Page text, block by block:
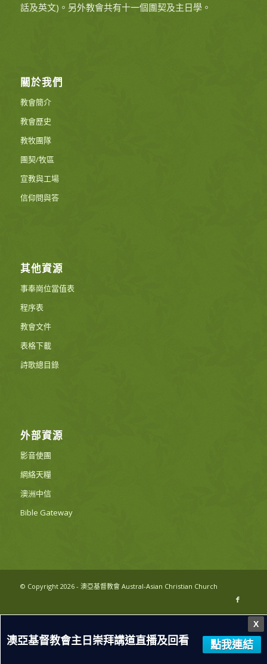
話及英文)。另外教會共有十一個團契及主日學。
關於我們
教會簡介
教會歷史
教牧團隊
團契/牧區
宣教與工場
信仰問與答
其他資源
事奉崗位當值表
程序表
教會文件
表格下載
詩歌總目錄
外部資源
影音使團
網絡天糧
澳洲中信
Bible Gateway
© Copyright 2026 - 澳亞基督教會 Austral-Asian Christian Church
X
澳亞基督教會主日崇拜講道直播及回看 點我連結